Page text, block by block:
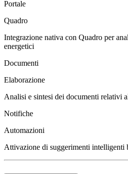
Portale
Quadro
Integrazione nativa con Quadro per
energetici
Documenti
Elaborazione
Analisi e sintesi dei documenti relativi
Notifiche
Automazioni
Attivazione di suggerimenti intelligenti